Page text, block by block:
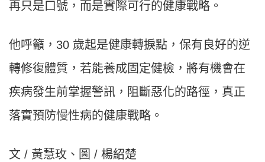
再只是口號，而是實際可行的健康戰略。
他呼籲，30 歲起是健康轉捩點，保有良好的逆
轉修復體質，若能養成固定健檢，將有機會在
疾病發生前掌握警訊，阻斷惡化的路徑，真正
落實預防慢性病的健康戰略。
文 / 黃慧玫、圖 / 楊紹楚